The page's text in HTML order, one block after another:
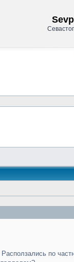
по